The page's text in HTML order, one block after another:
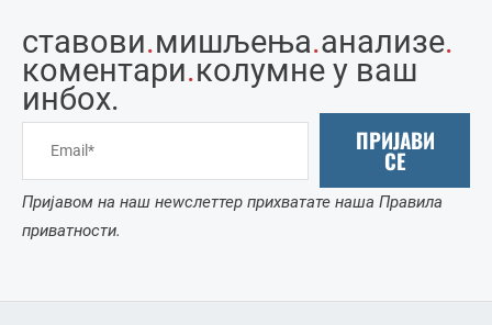
ставови.мишљења.анализе.
коментари.колумне у ваш
инбоx.
ПРИЈАВИ
СЕ
Пријавом на наш неwслеттер прихватате наша Правила
приватности.